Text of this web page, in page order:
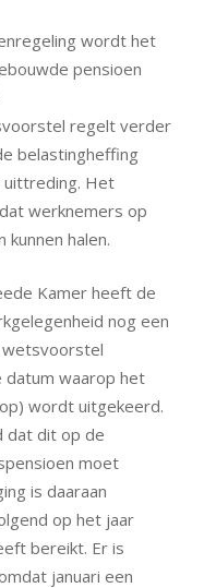
wordt het
pensioen
regelt verder
belastingheffing
Het
werknemers op
halen.
Kamer heeft de
nog een
datum waarop het
wordt uitgekeerd.
dat dit op de
moet
is daaraan
op het jaar
bereikt. Er is
januari een